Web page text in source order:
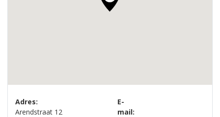
Adres:
Arendstraat 12
E-
mail: